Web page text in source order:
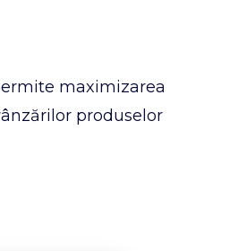
maximizarea
produselor